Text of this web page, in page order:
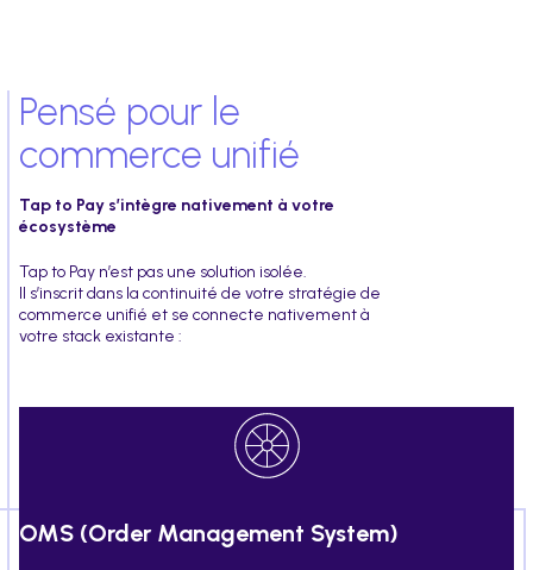
Pensé pour le
commerce unifié
Tap to Pay s’intègre nativement à votre
écosystème
Tap to Pay n’est pas une solution isolée.
Il s’inscrit dans la continuité de votre stratégie de
commerce unifié et se connecte nativement à
votre stack existante :
OMS (Order Management System)